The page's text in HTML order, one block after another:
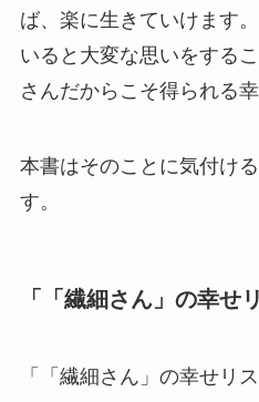
ば、楽に生きていけます
いると大変な思いをする
さんだからこそ得られる
本書はそのことに気付け
す。
「「繊細さん」の幸せ
「「繊細さん」の幸せリ